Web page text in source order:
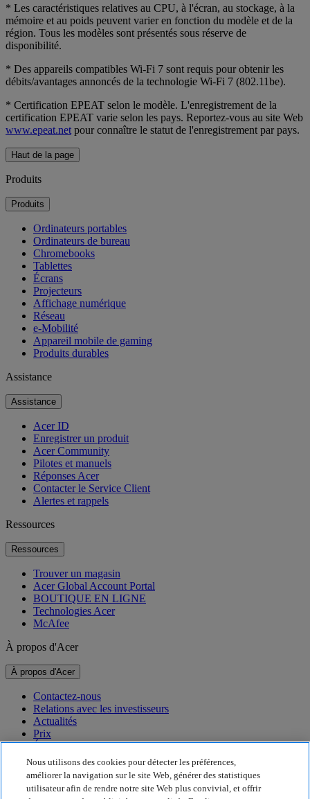
* Les caractéristiques relatives au CPU, à l'écran, au stockage, à la
mémoire et au poids peuvent varier en fonction du modèle et de la
région. Tous les modèles sont présentés sous réserve de
disponibilité.
* Des appareils compatibles Wi-Fi 7 sont requis pour obtenir les
débits/avantages annoncés de la technologie Wi-Fi 7 (802.11be).
* Certification EPEAT selon le modèle. L'enregistrement de la
certification EPEAT varie selon les pays. Reportez-vous au site Web
www.epeat.net pour connaître le statut de l'enregistrement par pays.
Haut de la page
Produits
Produits
Ordinateurs portables
Ordinateurs de bureau
Chromebooks
Tablettes
Écrans
Projecteurs
Affichage numérique
Réseau
e-Mobilité
Appareil mobile de gaming
Produits durables
Assistance
Assistance
Acer ID
Enregistrer un produit
Acer Community
Pilotes et manuels
Réponses Acer
Contacter le Service Client
Alertes et rappels
Ressources
Ressources
Trouver un magasin
Acer Global Account Portal
BOUTIQUE EN LIGNE
Technologies Acer
McAfee
À propos d'Acer
À propos d'Acer
Contactez-nous
Relations avec les investisseurs
Actualités
Prix
Événements
Développement durable
Développement durable
Nous utilisons des cookies pour détecter les préférences,
améliorer la navigation sur le site Web, générer des statistiques
utilisateur afin de rendre notre site Web plus convivial, et offrir